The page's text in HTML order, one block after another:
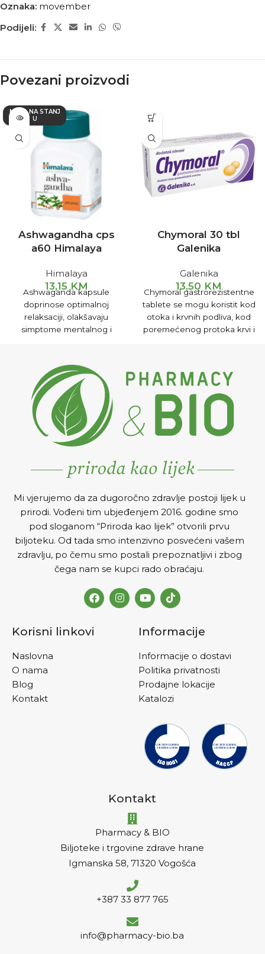
Oznaka: movember
Podijeli:
Povezani proizvodi
NEMA NA STANJ
U
Ashwagandha cps
a60 Himalaya
Himalaya
13,15KM
Ashwaganda kapsule
doprinose optimalnoj
relaksaciji, olakšavaju
simptome mentalnog i
Chymoral 30 tbl
Galenika
Galenika
13,50 KM
Chymoral gastrorezistentne
tablete se mogu koristit kod
otoka i krvnih podliva, kod
poremećenog protoka krvi i
disanje.
Mi vjerujemo da za dugoročno zdravlje postoji lijek u
prirodi. Vođeni tim ubjeđenjem 2016. godine smo
pod sloganom “Priroda kao lijek” otvorili prvu
biljoteku. Od tada smo intenzivno posvećeni vašem
zdravlju, po čemu smo postali prepoznatljivi i zbog
čega nam se kupci rado obraćaju.
Korisni linkovi
Naslovna
O nama
Blog
Kontakt
Informacije
Informacije o dostavi
Politika privatnosti
Prodajne lokacije
Katalozi
Kontakt
Pharmacy & BIO
Biljoteke i trgovine zdrave hrane
Igmanska 58, 71320 Vogošća
+387 33 877 765
info@pharmacy-bio.ba